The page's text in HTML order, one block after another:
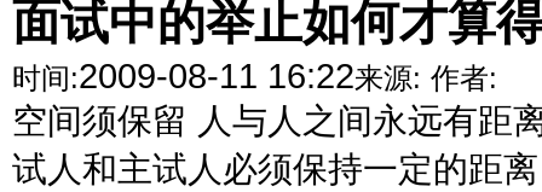
面试中的举止如何才算
时间:2009-08-11 16:22来源: 作者:
空间须保留 人与人之间永远有距
试人和主试人必须保持一定的距